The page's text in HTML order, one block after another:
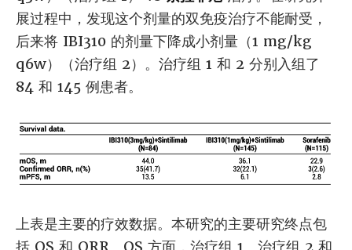
展过程中，发现这个剂量的双免疫治疗不能耐受，
后来将 IBI310 的剂量下降成小剂量（1 mg/kg
q6w）（治疗组 2）。治疗组 1 和 2 分别入组了
84 和 145 例患者。
上表是主要的疗效数据。本研究的主要研究终点包